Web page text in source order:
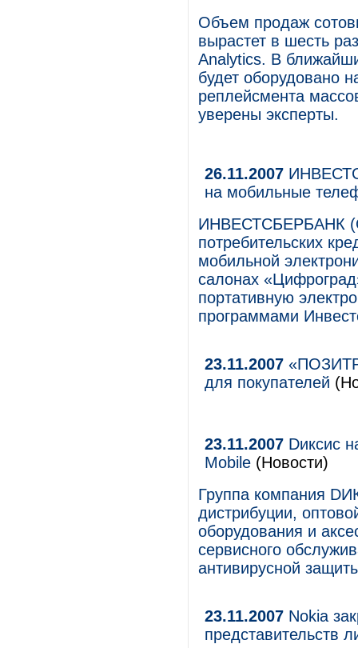
Объем продаж
вырастет в шесть
Analytics. В
будет оборудовано
ре­плейсмента
уверены эксперты.
26.11.2007
на мобильные
ИНВЕСТСБЕРБАНК
потребительских
мобильной
салонах
портативную
программами
23.11.2007
для покупателей
23.11.2007 Dиксис
Mobile (Новости)
Группа компания
дистрибуции,
оборудования и
сервисного
антивирусной
23.11.2007 Nokia
представительств